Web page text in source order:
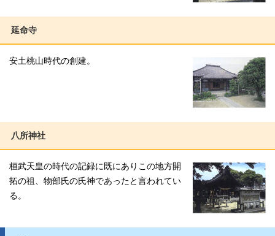
延命寺
安土桃山時代の創建。
八所神社
桓武天皇の時代の記録に既にありこの地方開
拓の祖、物部氏の氏神であったと言われてい
る。